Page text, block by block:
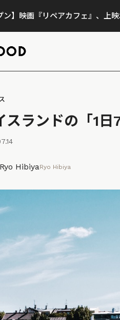
ン】映画『リペアカフェ』、上
スランドの「1
Ryo HibiyaRyo Hibiya